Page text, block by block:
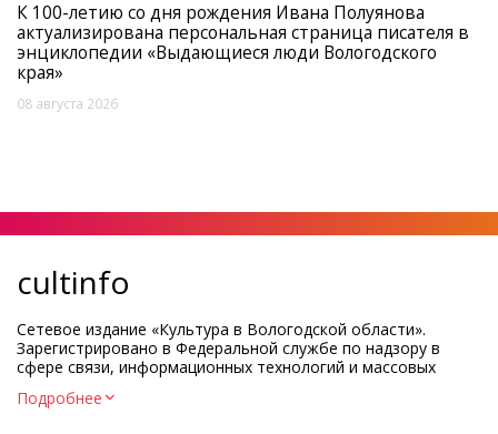
К 100-летию со дня рождения Ивана Полуянова
актуализирована персональная страница писателя в
энциклопедии «Выдающиеся люди Вологодского
края»
08 августа 2026
cultinfo
Сетевое издание «Культура в Вологодской области».
Зарегистрировано в Федеральной службе по надзору в
сфере связи, информационных технологий и массовых
Регистрационный номер и дата принятия решения о
Подробнее